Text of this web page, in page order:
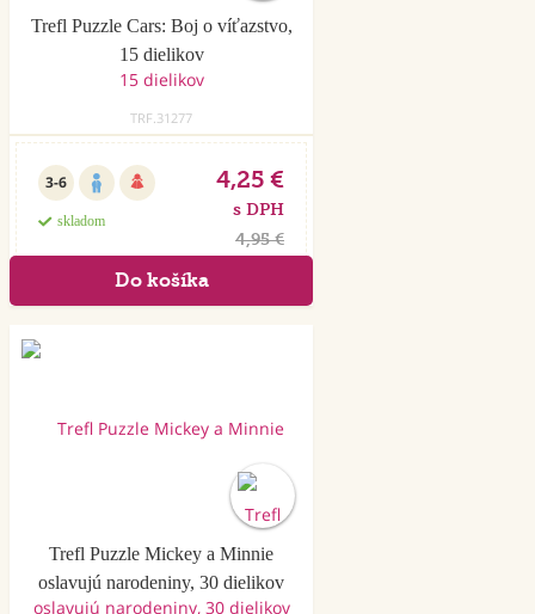
Trefl Puzzle Cars: Boj o víťazstvo,
15 dielikov
TRF.31277
3-6
skladom
4,25 €
s DPH
4,95 €
Trefl Puzzle Mickey a Minnie
oslavujú narodeniny, 30 dielikov